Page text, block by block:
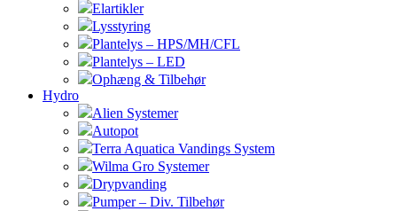
Elartikler
Lysstyring
Plantelys – HPS/MH/CFL
Plantelys – LED
Ophæng & Tilbehør
Hydro
Alien Systemer
Autopot
Terra Aquatica Vandings System
Wilma Gro Systemer
Drypvanding
Pumper – Div. Tilbehør